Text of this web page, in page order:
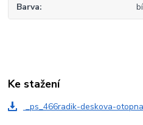
Barva
Ke stažení
_ps_466radik-deskova-